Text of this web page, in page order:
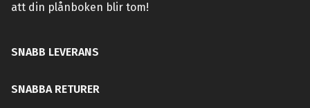
att din plånboken blir tom!
SNABB LEVERANS
SNABBA RETURER